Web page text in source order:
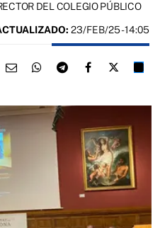
DEL COLEGIO PÚBLICO
23/FEB/25 - 14:05